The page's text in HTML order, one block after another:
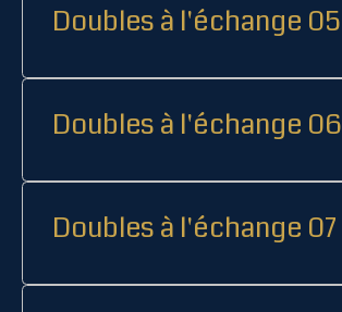
Doubles à l'échange 05
Doubles à l'échange 06
Doubles à l'échange 07